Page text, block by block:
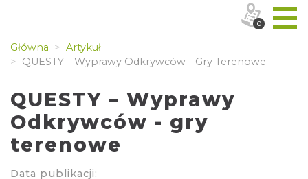
Główna
Artykuł
QUESTY – Wyprawy Odkrywców - Gry Terenowe
QUESTY – Wyprawy
Odkrywców - gry
terenowe
Data publikacji:
0